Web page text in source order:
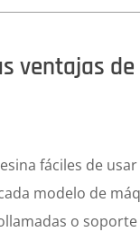
ventajas
fáciles de
modelo de
o